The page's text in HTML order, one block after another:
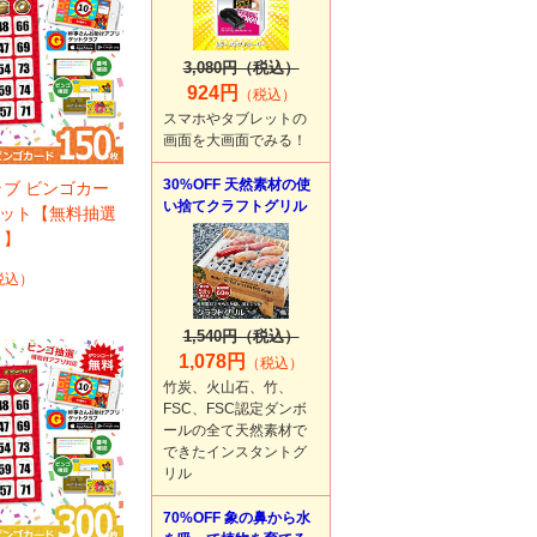
ビンゴカー
ト【無料抽選
）
3,080円（税込）
924円
（税込）
スマホやタブレットの
画面を大画面でみる！
30%OFF 天然素材の使
い捨てクラフトグリル
1,540円（税込）
1,078円
（税込）
竹炭、火山石、竹、
FSC、FSC認定ダンボ
ールの全て天然素材で
できたインスタントグ
リル
70%OFF 象の鼻から水